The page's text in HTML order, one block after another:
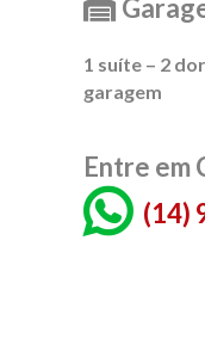
1 suíte – 2
garagem
Entre em
(14)